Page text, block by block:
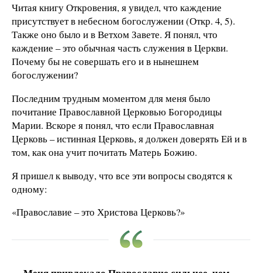
Читая книгу Откровения, я увидел, что каждение
присутствует в небесном богослужении (Откр. 4, 5).
Также оно было и в Ветхом Завете. Я понял, что
каждение – это обычная часть служения в Церкви.
Почему бы не совершать его и в нынешнем
богослужении?
Последним трудным моментом для меня было
почитание Православной Церковью Богородицы
Марии. Вскоре я понял, что если Православная
Церковь – истинная Церковь, я должен доверять Ей и в
том, как она учит почитать Матерь Божию.
Я пришел к выводу, что все эти вопросы сводятся к
одному:
«Православие – это Христова Церковь?»